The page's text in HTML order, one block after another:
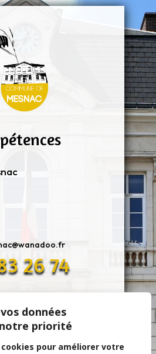
données
priorité
pour améliorer votre
26 74
16370 MESNAC